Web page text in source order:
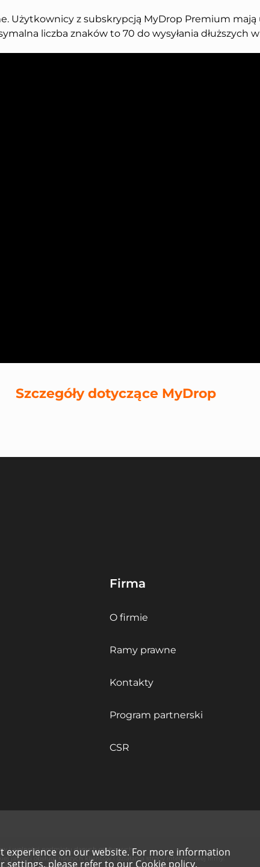
Użytkownicy z subskrypcją MyDrop Premium
liczba znaków to 70 do wysyłania dłuższych
Szczegóły dotyczące MyDrop
Firma
O firmie
Ramy prawne
Kontakty
Program partnerski
CSR
i wolności podmiotu danych osobowych.
jakości obsługi naszych klientów i działania strony internetowej firmy.
experience on our website. For more information
settings, please refer to our Cookie policy.